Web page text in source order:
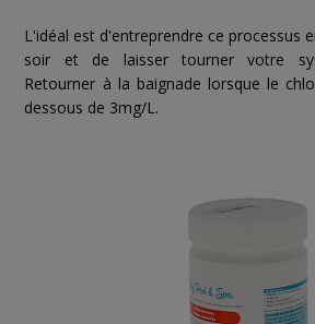
L'idéal est d'entreprendre ce processus
soir et de laisser tourner votre
Retourner à la baignade lorsque le
dessous de 3mg/L.